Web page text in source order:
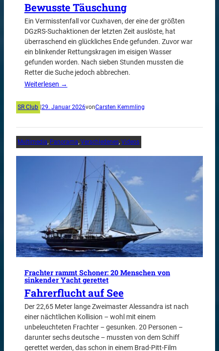
Bewusste Täuschung
Ein Vermisstenfall vor Cuxhaven, der eine der größten
DGzRS-Suchaktionen der letzten Zeit auslöste, hat
überraschend ein glückliches Ende gefunden. Zuvor war
ein blinkender Rettungskragen im eisigen Wasser
gefunden worden. Nach sieben Stunden mussten die
Retter die Suche jedoch abbrechen.
Weiterlesen →
SR Club 29. Januar 2026vonCarsten Kemmling
Multimedia, Panorama, Verschiedenes, Videos
Frachter rammt Schoner: 20 Menschen von
sinkender Yacht gerettet
Fahrerflucht auf See
Der 22,65 Meter lange Zweimaster Alessandra ist nach
einer nächtlichen Kollision – wohl mit einem
unbeleuchteten Frachter – gesunken. 20 Personen –
darunter sechs deutsche – mussten von dem Schiff
gerettet werden, das schon in einem Brad-Pitt-Film